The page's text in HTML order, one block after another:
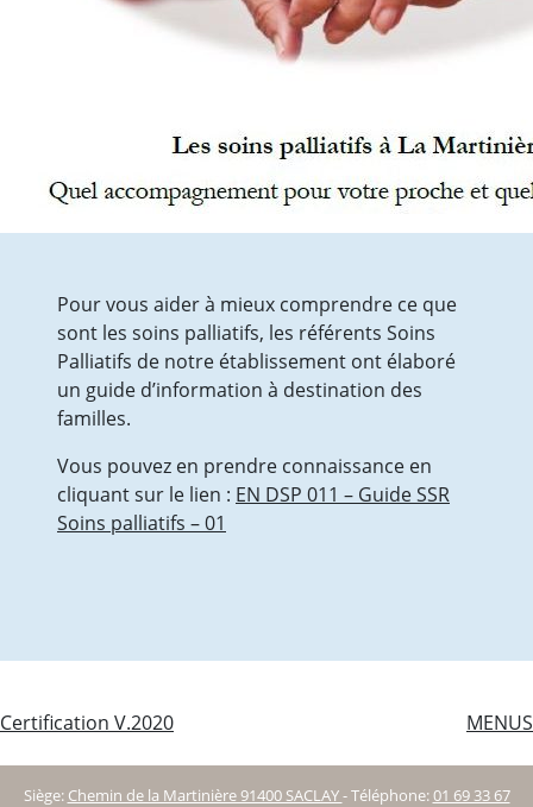
Vie quotidienne
Les Médicaments
Votre séjour
Le PASA
Les Comités
Pourquoi pratiquer de l’Activité Physique
Adaptée (APA)?
Séances individuelles ou collectives
d’activités physiques adaptées pour TOUS
Groupe de gym-équilibre sénior
personnes en surpoids/ obésité (en
processus ou non de chirurgie bariatrique)
Séances collectives ou individuelles pour
Les actions de formations
Documents et liens
Pour vous aider à mieux comprendre ce que
sont les soins palliatifs, les référents Soins
Palliatifs de notre établissement ont élaboré
un guide d’information à destination des
familles.
Vous pouvez en prendre connaissance en
cliquant sur le lien : EN DSP 011 – Guide SSR
Soins palliatifs – 01
Navigation
de
Certification V.2020 MENUS
Siège: Chemin de la Martinière 91400 SACLAY-Téléphone:01 69 33 67